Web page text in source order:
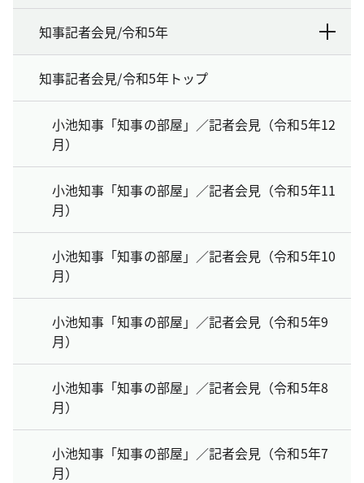
知事記者会見/令和5年
知事記者会見/令和5年トップ
小池知事「知事の部屋」／記者会見（令和5年12
月）
小池知事「知事の部屋」／記者会見（令和5年11
月）
小池知事「知事の部屋」／記者会見（令和5年10
月）
小池知事「知事の部屋」／記者会見（令和5年9
月）
小池知事「知事の部屋」／記者会見（令和5年8
月）
小池知事「知事の部屋」／記者会見（令和5年7
月）